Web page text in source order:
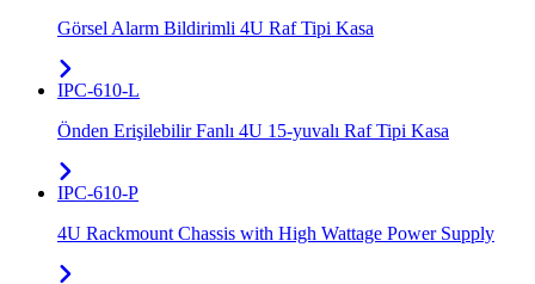
Görsel Alarm Bildirimli 4U Raf Tipi Kasa
IPC-610-L
Önden Erişilebilir Fanlı 4U 15-yuvalı Raf Tipi Kasa
IPC-610-P
4U Rackmount Chassis with High Wattage Power Supply